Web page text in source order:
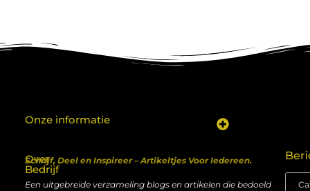
Over
Bedrijf
Schrijf, Deel en Inspireer – Artikeltjes Voor Iedereen.
Een uitgebreide verzameling blogs en artikelen die bedoeld
Onze informatie